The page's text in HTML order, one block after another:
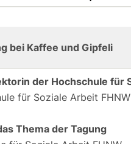
bei Kaffee und Gipfeli
der Hochschule für
für Soziale Arbeit FHNW
Thema der Tagung